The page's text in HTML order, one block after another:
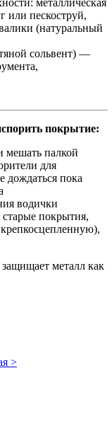
или пескоструй,
(натуральный
сольвент) —
покрытие:
мешать палкой
для
дождаться пока
водички
покрытия,
металл как
>